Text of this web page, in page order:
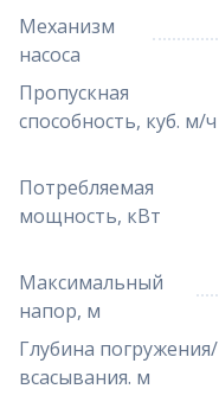
Механизм
насоса
Пропускная
способность, куб. м/ч
Потребляемая
мощность, кВт
Максимальный
напор, м
Глубина погружения/
всасывания. м